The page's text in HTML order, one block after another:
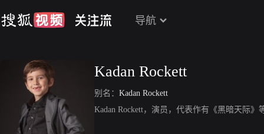
导航
Kadan Rockett
别名： Kadan Rockett
Kadan Rockett，演员，代表作有《黑暗天际》